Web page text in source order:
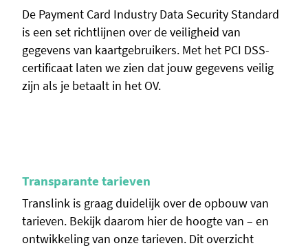
De Payment Card Industry Data Security Standard
is een set richtlijnen over de veiligheid van
gegevens van kaartgebruikers. Met het PCI DSS-
certificaat laten we zien dat jouw gegevens veilig
zijn als je betaalt in het OV.
Transparante tarieven
Translink is graag duidelijk over de opbouw van
tarieven. Bekijk daarom hier de hoogte van – en
ontwikkeling van onze tarieven. Dit overzicht